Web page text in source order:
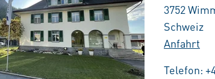
3752
Schweiz
Anfahrt
Telefon: